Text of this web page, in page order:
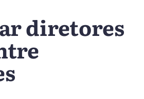
diretores